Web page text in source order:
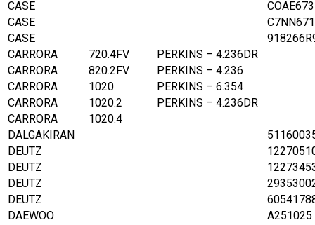
CASE
CASE
CASE
CARRORA
720.4FV
PERKINS – 4.236DR
CARRORA
820.2FV
PERKINS – 4.236
CARRORA
1020
PERKINS – 6.354
CARRORA
1020.2
PERKINS – 4.236DR
CARRORA
1020.4
DALGAKIRAN
DEUTZ
DEUTZ
DEUTZ
DEUTZ
DAEWOO
A251025